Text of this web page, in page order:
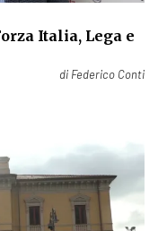
Italia, Lega e
di Federico Conti